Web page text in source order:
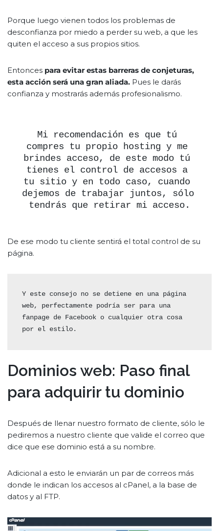
Porque luego vienen todos los problemas de
desconfianza por miedo a perder su web, a que les
quiten el acceso a sus propios sitios.
Entonces para evitar estas barreras de conjeturas,
esta acción será una gran aliada. Pues le darás
confianza y mostrarás además profesionalismo.
Mi recomendación es que tú
compres tu propio hosting y me
brindes acceso, de este modo tú
tienes el control de accesos a
tu sitio y en todo caso, cuando
dejemos de trabajar juntos, sólo
tendrás que retirar mi acceso.
De ese modo tu cliente sentirá el total control de su
página.
Y este consejo no se detiene en una página
web, perfectamente podría ser para una
fanpage de Facebook o cualquier otra cosa
por el estilo.
Dominios web: Paso final
para adquirir tu dominio
Después de llenar nuestro formato de cliente, sólo le
pediremos a nuestro cliente que valide el correo que
dice que ese dominio está a su nombre.
Adicional a esto le enviarán un par de correos más
donde le indican los accesos al cPanel, a la base de
datos y al FTP.